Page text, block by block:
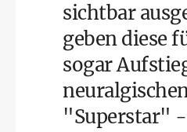
sichtbar
geben diese
sogar
"Superstar" -